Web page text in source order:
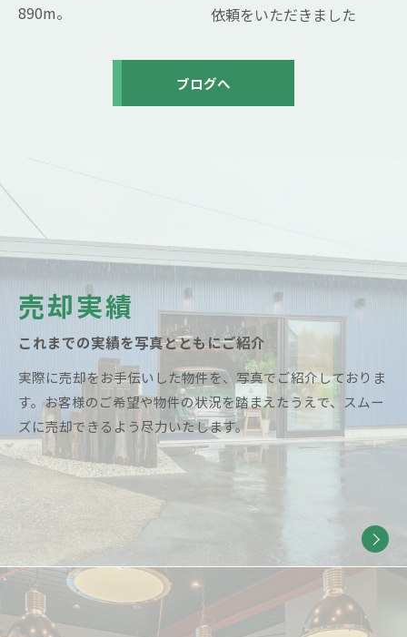
890m。
依頼をいただきました
ブログへ
売却実績
これまでの実績を写真とともにご紹介
実際に売却をお手伝いした物件を、写真でご紹介しておりま
す。お客様のご希望や物件の状況を踏まえたうえで、スムー
ズに売却できるよう尽力いたします。